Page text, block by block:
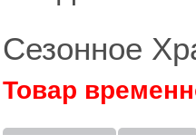
Сезонное
Товар